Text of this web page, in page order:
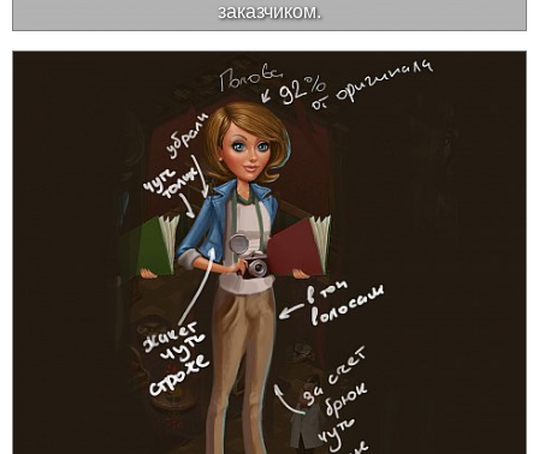
заказчиком.